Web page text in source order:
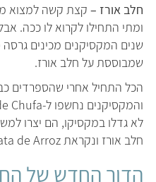
חלב אורז –קצת קשה למצוא
ומתי התחילו לקרוא לו ככה.
שמבוססת על חלב אורז.
לא גדלו במקסיקו, הם יצרו
חלב אורז ונקראת Horchata de Arroz.
הדור החדש של